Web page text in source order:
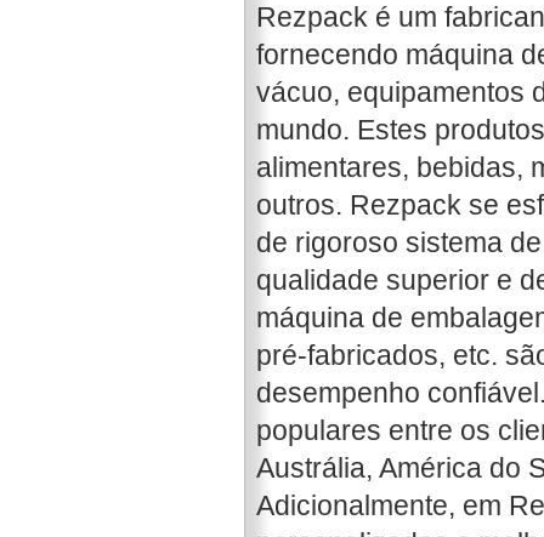
Rezpack é um
fornecendo máquina
vácuo, equipamentos
mundo. Estes
alimentares, bebidas,
outros. Rezpack se
de rigoroso sistema
qualidade superior e
máquina de
pré-fabricados, etc.
desempenho
populares entre os
Austrália, América do
Adicionalmente, em